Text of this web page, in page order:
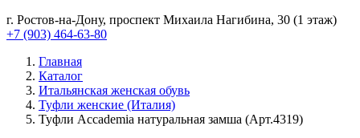
г. Ростов-на-Дону, проспект Михаила Нагибина, 30 (1 этаж)
+7 (903) 464-63-80
Главная
Каталог
Итальянская женская обувь
Туфли женские (Италия)
Туфли Accademia натуральная замша (Арт.4319)